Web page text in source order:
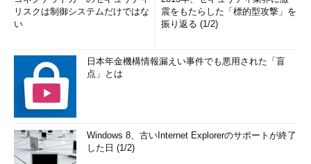
リスクは制御システムだけではな
い
震をもたらした「標的型攻撃」を
振り返る (1/2)
日本年金機構情報漏えい事件でも悪用された「盲
点」とは
Windows 8、古いInternet Explorerのサポートが終了
した日 (1/2)